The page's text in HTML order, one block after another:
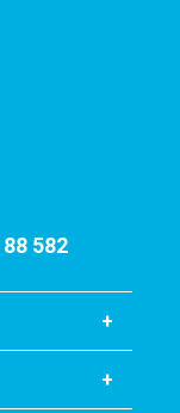
582